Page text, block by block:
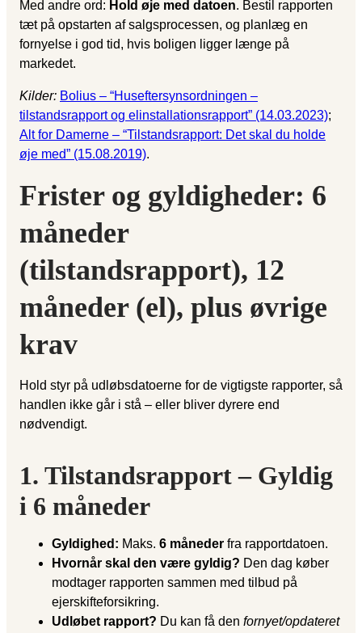
Med andre ord: Hold øje med datoen. Bestil rapporten
tæt på opstarten af salgsprocessen, og planlæg en
fornyelse i god tid, hvis boligen ligger længe på
markedet.
Kilder: Bolius – “Huseftersynsordningen –
tilstandsrapport og elinstallationsrapport” (14.03.2023);
Alt for Damerne – “Tilstandsrapport: Det skal du holde
øje med” (15.08.2019).
Frister og gyldigheder: 6
måneder
(tilstandsrapport), 12
måneder (el), plus øvrige
krav
Hold styr på udløbsdatoerne for de vigtigste rapporter, så
handlen ikke går i stå – eller bliver dyrere end
nødvendigt.
1. Tilstandsrapport – Gyldig
i 6 måneder
Gyldighed: Maks. 6 måneder fra rapportdatoen.
Hvornår skal den være gyldig? Den dag køber
modtager rapporten sammen med tilbud på
ejerskifteforsikring.
Udløbet rapport? Du kan få den fornyet/opdateret